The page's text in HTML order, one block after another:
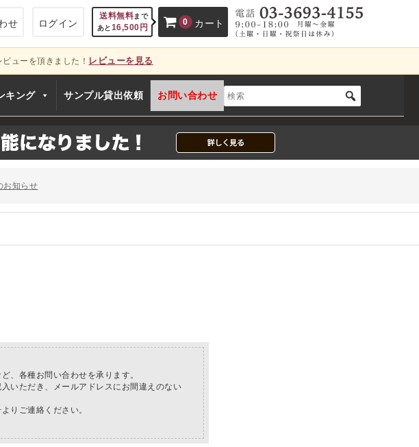
せ ログイン
送料無料まで
あと16,500 円
0 カート
只今、カートに商品はございません。
ューを頂きました！ レビューを見る
キング サンプル貸出依頼 お問い合わせ
、各種お問い合わせを承ります。
いただき、メールアドレスにお間違えのない
りご連絡ください。